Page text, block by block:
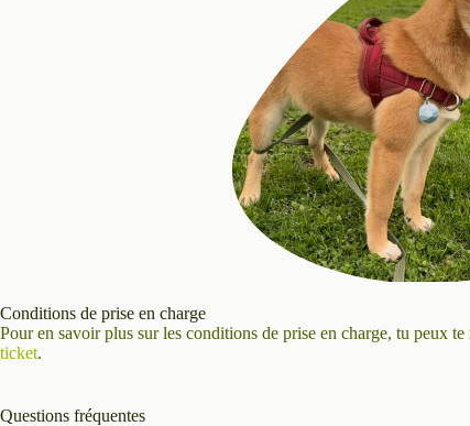
Conditions de prise en charge
Pour en savoir plus sur les conditions de prise en charge, tu peux
ticket.
Questions fréquentes